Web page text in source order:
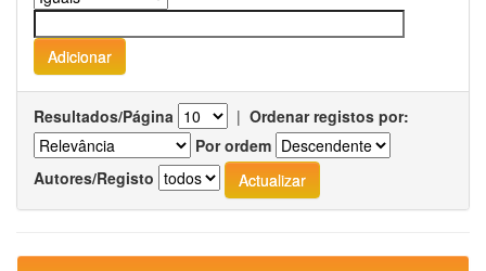
Resultados/Página | Ordenar registos por:
Por ordem
Autores/Registo